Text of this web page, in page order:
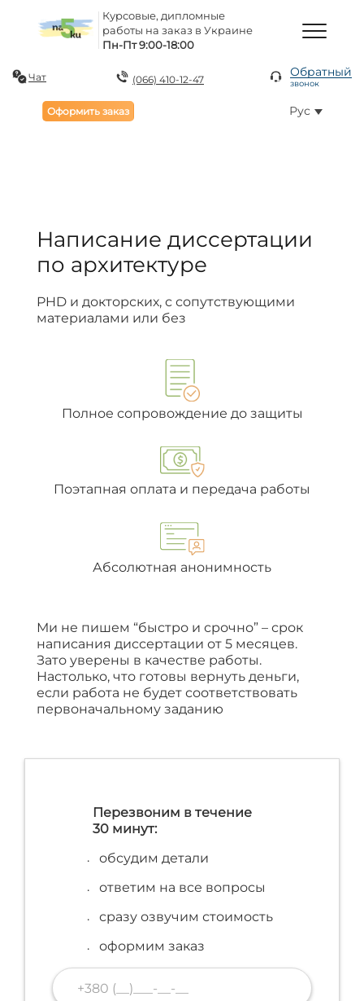
Курсовые, дипломные
работы на заказ в Украине
Пн-Пт 9:00-18:00
Чат (066) 410-12-47 Обратный
звонок
Оформить заказ Рус
Написание диссертации
по архитектуре
PHD и докторских, с сопутствующими
материалами или без
Полное сопровождение до защиты
Поэтапная оплата и передача работы
Абсолютная анонимность
Ми не пишем “быстро и срочно” – срок
написания диссертации от 5 месяцев.
Зато уверены в качестве работы.
Настолько, что готовы вернуть деньги,
если работа не будет соответствовать
первоначальному заданию
Перезвоним в течение
30 минут:
обсудим детали
ответим на все вопросы
сразу озвучим стоимость
оформим заказ